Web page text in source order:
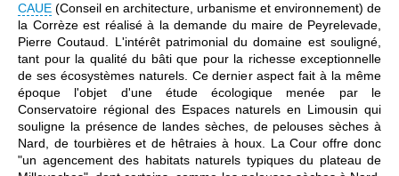
CAUE (Conseil en architecture, urbanisme et environnement) de
la Corrèze est réalisé à la demande du maire de Peyrelevade,
Pierre Coutaud. L'intérêt patrimonial du domaine est souligné,
tant pour la qualité du bâti que pour la richesse exceptionnelle
de ses écosystèmes naturels. Ce dernier aspect fait à la même
époque l'objet d'une étude écologique menée par le
Conservatoire régional des Espaces naturels en Limousin qui
souligne la présence de landes sèches, de pelouses sèches à
Nard, de tourbières et de hêtraies à houx. La Cour offre donc
"un agencement des habitats naturels typiques du plateau de